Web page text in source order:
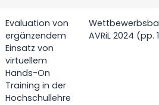
Evaluation von
ergänzendem
Einsatz von
virtuellem
Hands-On
Training in der
Hochschullehre
AVRiL 2024 (pp.